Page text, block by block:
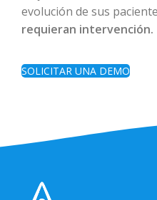
evolución de sus
requieran intervención.
SOLICITAR UNA DEMO